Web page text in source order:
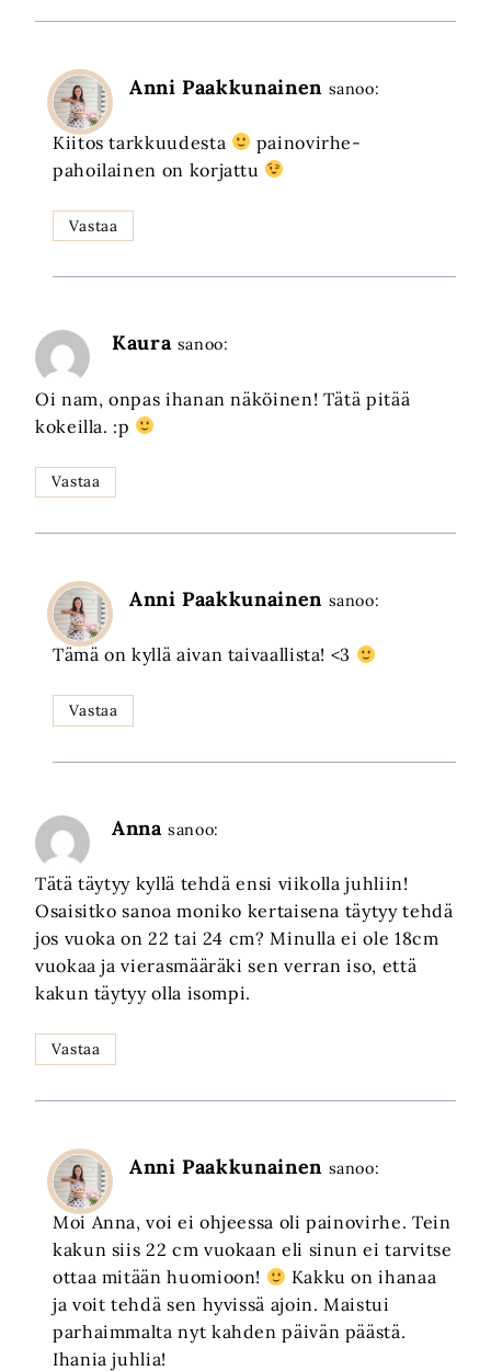
Anni Paakkunainen sanoo:
Kiitos tarkkuudesta
painovirhe-
pahoilainen on korjattu
Vastaa
Kaura sanoo:
Oi nam, onpas ihanan näköinen! Tätä pitää
kokeilla. :p
Vastaa
Anni Paakkunainen sanoo:
Tämä on kyllä aivan taivaallista! <3
Vastaa
Anna sanoo:
Tätä täytyy kyllä tehdä ensi viikolla juhliin!
Osaisitko sanoa moniko kertaisena täytyy tehdä
jos vuoka on 22 tai 24 cm? Minulla ei ole 18cm
vuokaa ja vierasmääräki sen verran iso, että
kakun täytyy olla isompi.
Vastaa
Anni Paakkunainen sanoo:
Moi Anna, voi ei ohjeessa oli painovirhe. Tein
kakun siis 22 cm vuokaan eli sinun ei tarvitse
ottaa mitään huomioon!
Kakku on ihanaa
ja voit tehdä sen hyvissä ajoin. Maistui
parhaimmalta nyt kahden päivän päästä.
Ihania juhlia!